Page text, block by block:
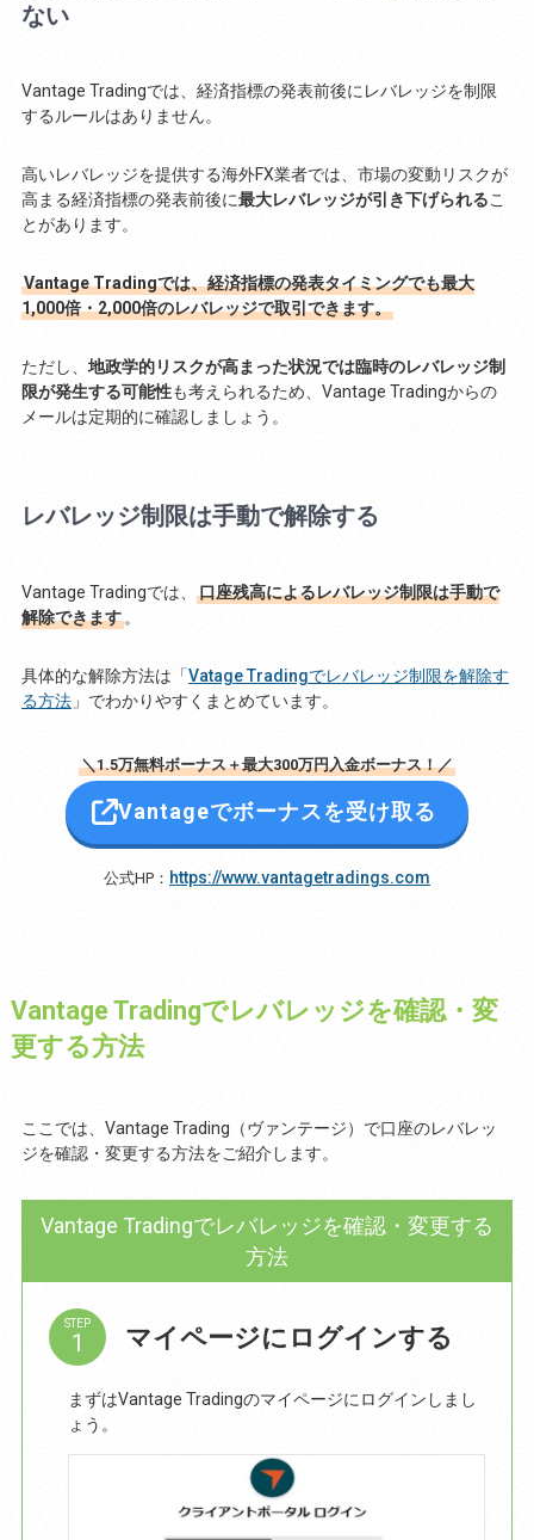
ない
Vantage Tradingでは、経済指標の発表前後にレバレッジを制限
するルールはありません。
高いレバレッジを提供する海外FX業者では、市場の変動リスクが
高まる経済指標の発表前後に最大レバレッジが引き下げられるこ
とがあります。
Vantage Tradingでは、経済指標の発表タイミングでも最大
1,000倍・2,000倍のレバレッジで取引できます。
ただし、 地政学的リスクが高まった状況では臨時のレバレッジ制
限が発生する可能性も考えられるため、Vantage Tradingからの
メールは定期的に確認しましょう。
レバレッジ制限は手動で解除する
Vantage Tradingでは、
口座残高によるレバレッジ制限は手動で
解除できます。
具体的な解除方法は「Vatage Tradingでレバレッジ制限を解除す
る方法」でわかりやすくまとめています。
＼1.5万無料ボーナス＋最大300万円入金ボーナス！／
Vantageでボーナスを受け取る
公式HP： https://www.vantagetradings.com
Vantage Tradingでレバレッジを確認・変
更する方法
ここでは、Vantage Trading（ヴァンテージ）で口座のレバレッ
ジを確認・変更する方法をご紹介します。
Vantage Tradingでレバレッジを確認・変更する
方法
STEP マイページにログインする
まずはVantage Tradingのマイページにログインしまし
ょう。